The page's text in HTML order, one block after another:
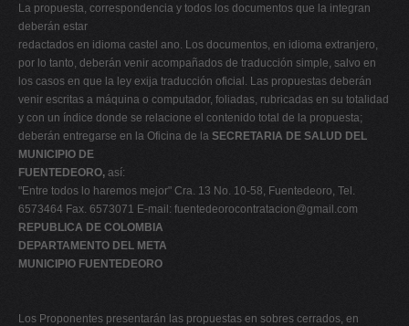
La propuesta, correspondencia y todos los documentos que la integran
deberán estar
redactados en idioma castel ano. Los documentos, en idioma extranjero,
por lo tanto, deberán venir acompañados de traducción simple, salvo en
los casos en que la ley exija traducción oficial. Las propuestas deberán
venir escritas a máquina o computador, foliadas, rubricadas en su totalidad
y con un índice donde se relacione el contenido total de la propuesta;
deberán entregarse en la Oficina de la SECRETARIA DE SALUD DEL
MUNICIPIO DE
FUENTEDEORO, así:
"Entre todos lo haremos mejor" Cra. 13 No. 10-58, Fuentedeoro, Tel.
6573464 Fax. 6573071 E-mail: fuentedeorocontratacion@gmail.com
REPUBLICA DE COLOMBIA
DEPARTAMENTO DEL META
MUNICIPIO FUENTEDEORO
Los Proponentes presentarán las propuestas en sobres cerrados, en